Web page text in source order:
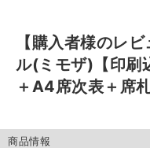
【購入者様のレビ
ル(ミモザ)【印刷
＋A4席次表＋席
商品情報